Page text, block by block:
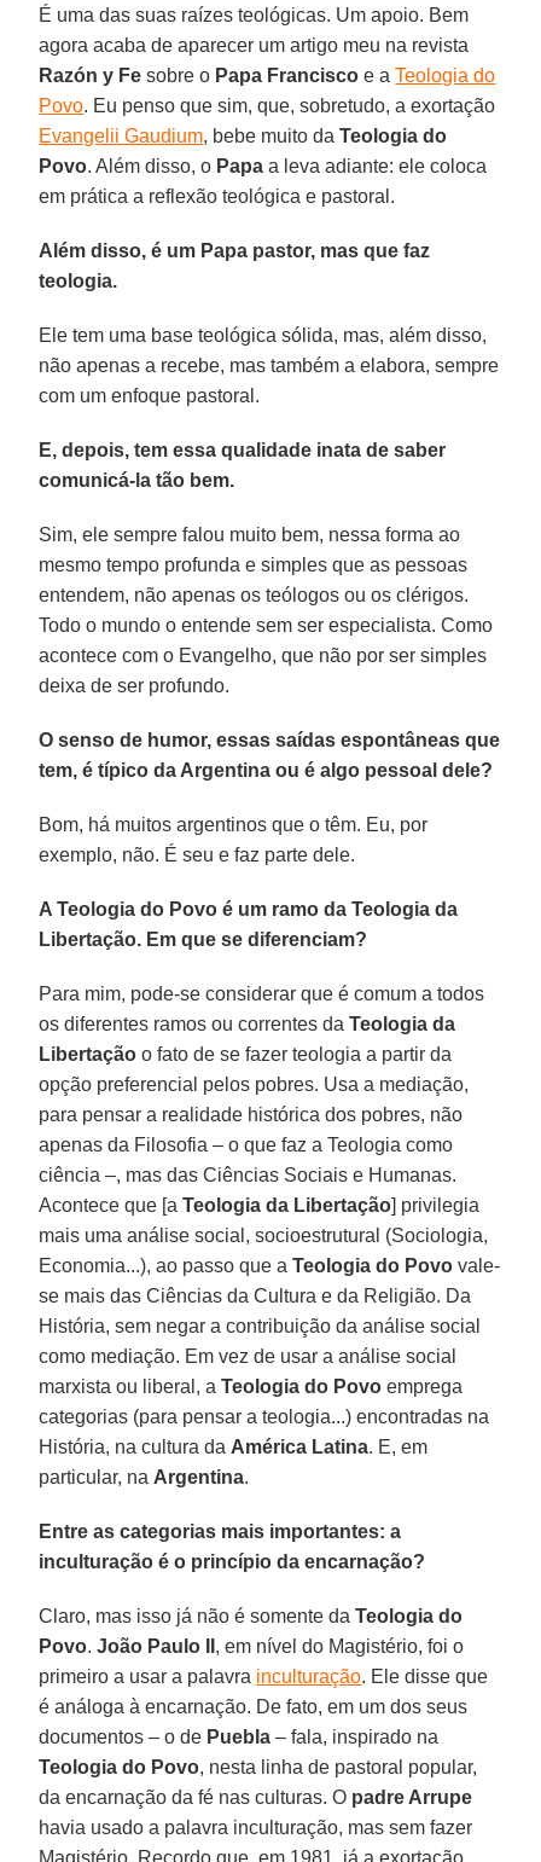
É uma das suas raízes teológicas. Um apoio. Bem
agora acaba de aparecer um artigo meu na revista
Razón y Fe sobre o Papa Francisco e aTeologia do
Povo. Eu penso que sim, que, sobretudo, a exortação
Evangelii Gaudium, bebe muito daTeologia do
Povo. Além disso, o Papa a leva adiante: ele coloca
em prática a reflexão teológica e pastoral.
Além disso, é um Papa pastor, mas que faz
teologia.
Ele tem uma base teológica sólida, mas, além disso,
não apenas a recebe, mas também a elabora, sempre
com um enfoque pastoral.
E, depois, tem essa qualidade inata de saber
comunicá-la tão bem.
Sim, ele sempre falou muito bem, nessa forma ao
mesmo tempo profunda e simples que as pessoas
entendem, não apenas os teólogos ou os clérigos.
Todo o mundo o entende sem ser especialista. Como
acontece com o Evangelho, que não por ser simples
deixa de ser profundo.
O senso de humor, essas saídas espontâneas que
tem, é típico da Argentina ou é algo pessoal dele?
Bom, há muitos argentinos que o têm. Eu, por
exemplo, não. É seu e faz parte dele.
A Teologia do Povo é um ramo da Teologia da
Libertação. Em que se diferenciam?
Para mim, pode-se considerar que é comum a todos
os diferentes ramos ou correntes daTeologia da
Libertação o fato de se fazer teologia a partir da
opção preferencial pelos pobres. Usa a mediação,
para pensar a realidade histórica dos pobres, não
apenas da Filosofia – o que faz a Teologia como
ciência –, mas das Ciências Sociais e Humanas.
Acontece que [aTeologia da Libertação] privilegia
mais uma análise social, socioestrutural (Sociologia,
Economia...), ao passo que aTeologia do Povo vale-
se mais das Ciências da Cultura e da Religião. Da
História, sem negar a contribuição da análise social
como mediação. Em vez de usar a análise social
marxista ou liberal, aTeologia do Povo emprega
categorias (para pensar a teologia...) encontradas na
História, na cultura da América Latina. E, em
particular, na Argentina.
Entre as categorias mais importantes: a
inculturação é o princípio da encarnação?
Claro, mas isso já não é somente daTeologia do
Povo.João Paulo II , em nível do Magistério, foi o
primeiro a usar a palavra inculturação. Ele disse que
é análoga à encarnação. De fato, em um dos seus
documentos – o de Puebla – fala, inspirado na
Teologia do Povo, nesta linha de pastoral popular,
da encarnação da fé nas culturas. O padre Arrupe
havia usado a palavra inculturação, mas sem fazer
Magistério. Recordo que, em 1981, já a exortação